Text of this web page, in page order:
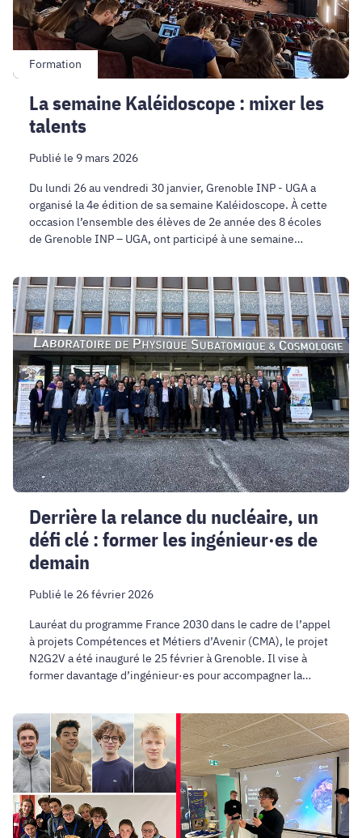
Formation
La semaine Kaléidoscope : mixer les
talents
Publié le 9 mars 2026
Du lundi 26 au vendredi 30 janvier, Grenoble INP - UGA a
organisé la 4e édition de sa semaine Kaléidoscope. À cette
occasion l’ensemble des élèves de 2e année des 8 écoles
de Grenoble INP – UGA, ont participé à une semaine
Derrière
la
relance
du
nucléaire,
un
défi
clé
:
former
les
ingénieur·es
demain
Derrière la relance du nucléaire, un
défi clé : former les ingénieur·es de
demain
Publié le 26 février 2026
Lauréat du programme France 2030 dans le cadre de l’appel
à projets Compétences et Métiers d’Avenir (CMA), le projet
N2G2V a été inauguré le 25 février à Grenoble. Il vise à
former davantage d’ingénieur·es pour accompagner la
4
élèves
de
Grenoble
INP
-